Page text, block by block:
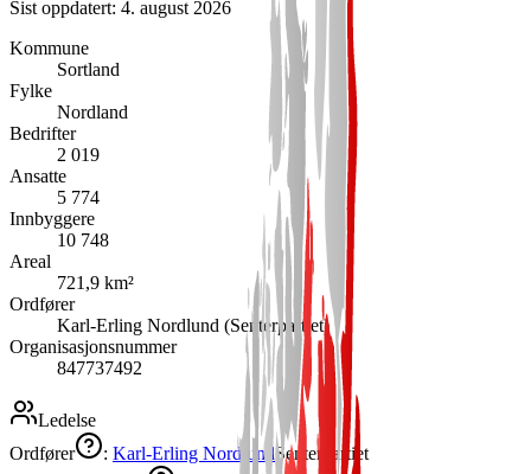
Sist oppdatert: 4. august 2026
Kommune
Sortland
Fylke
Nordland
Bedrifter
2 019
Ansatte
5 774
Innbyggere
10 748
Areal
721,9 km²
Ordfører
Karl-Erling Nordlund (Senterpartiet)
Organisasjonsnummer
847737492
Ledelse
Ordfører
: Karl-Erling NordlundSenterpartiet